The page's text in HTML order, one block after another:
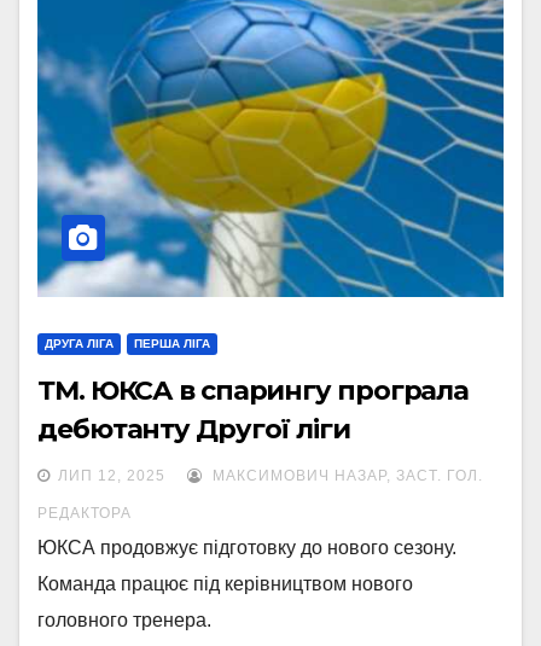
ДРУГА ЛІГА ПЕРША ЛІГА
ТМ. ЮКСА в спарингу програла
дебютанту Другої ліги
ЛИП 12, 2025 МАКСИМОВИЧ НАЗАР, ЗАСТ. ГОЛ.
РЕДАКТОРА
ЮКСА продовжує підготовку до нового сезону.
Команда працює під керівництвом нового
головного тренера.